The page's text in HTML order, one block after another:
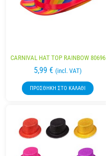
CARNIVAL HAT TOP RAINBOW 80696
5,99 € (incl. VAT)
ΠΡΟΣΘΉΚΗ ΣΤΟ ΚΑΛΆΘΙ